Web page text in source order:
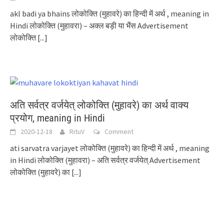
akl badi ya bhains लोकोक्ति (मुहावरे) का हिन्दी में अर्थ , meaning in
Hindi लोकोक्ति (मुहावरा) – अक्ल बड़ी या भैंस Advertisement
लोकोक्ति[...]
अति सर्वत्र वर्जयेत् लोकोक्ति (मुहावरे) का अर्थ वाक्य
प्रयोग, meaning in Hindi
2020-12-18 RituV Comment
ati sarvatra varjayet लोकोक्ति (मुहावरे) का हिन्दी में अर्थ , meaning
in Hindi लोकोक्ति (मुहावरा) – अति सर्वत्र वर्जयेत् Advertisement
लोकोक्ति (मुहावरे) का [...]